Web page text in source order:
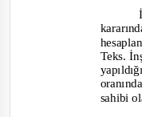
Teks.
sahibi